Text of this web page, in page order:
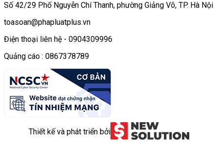
Số 42/29 Phố Nguyễn Chí Thanh, phường Giảng Võ, TP. Hà Nội
toasoan@phapluatplus.vn
Điện thoại liên hệ - 0904309996
Quảng cáo : 0867378789
Thiết kế và phát triển bởi